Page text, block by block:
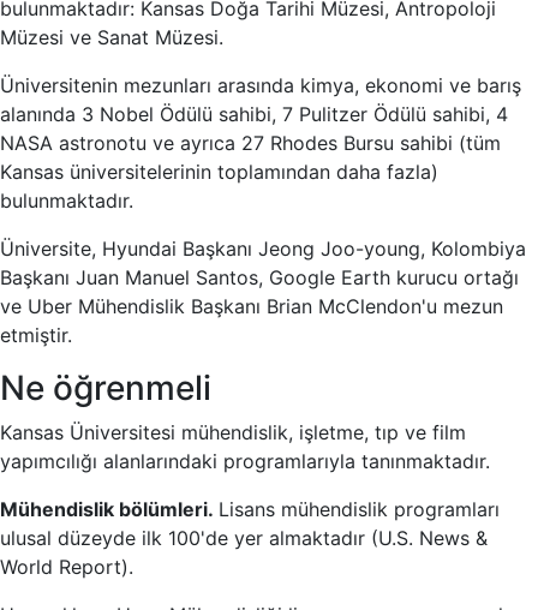
bulunmaktadır: Kansas Doğa Tarihi Müzesi, Antropoloji
Müzesi ve Sanat Müzesi.
Üniversitenin mezunları arasında kimya, ekonomi ve barış
alanında 3 Nobel Ödülü sahibi, 7 Pulitzer Ödülü sahibi, 4
NASA astronotu ve ayrıca 27 Rhodes Bursu sahibi (tüm
Kansas üniversitelerinin toplamından daha fazla)
bulunmaktadır.
Üniversite, Hyundai Başkanı Jeong Joo-young, Kolombiya
Başkanı Juan Manuel Santos, Google Earth kurucu ortağı
ve Uber Mühendislik Başkanı Brian McClendon'u mezun
etmiştir.
Ne öğrenmeli
Kansas Üniversitesi mühendislik, işletme, tıp ve film
yapımcılığı alanlarındaki programlarıyla tanınmaktadır.
Mühendislik bölümleri. Lisans mühendislik programları
ulusal düzeyde ilk 100'de yer almaktadır (U.S. News &
World Report).